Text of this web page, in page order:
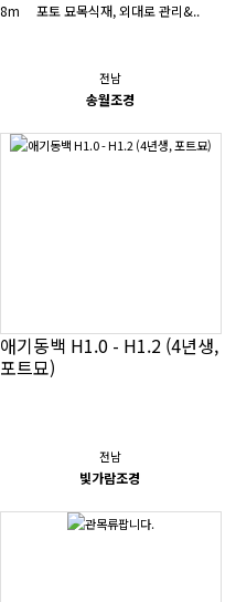
8m​ 포토 묘목식재, 외대로 관리​&..
전남
송월조경
애기동백 H1.0 - H1.2 (4년생,
포트묘)
전남
빛가람조경